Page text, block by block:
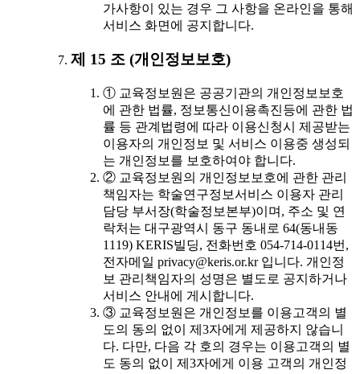
가사항이 있는 경우 그 사항을 온라인을 통해
서비스 화면에 공지합니다.
제 15 조 (개인정보보호)
① 교육정보원은 공공기관의 개인정보보호
에 관한 법률, 정보통신이용촉진등에 관한 법
률 등 관계법령에 따라 이용신청시 제공받는
이용자의 개인정보 및 서비스 이용중 생성되
는 개인정보를 보호하여야 합니다.
② 교육정보원의 개인정보보호에 관한 관리
책임자는 학술연구정보서비스 이용자 관리
담당 부서장(학술정보본부)이며, 주소 및 연
락처는 대구광역시 동구 동내로 64(동내동
1119) KERIS빌딩, 전화번호 054-714-0114번,
전자메일 privacy@keris.or.kr 입니다. 개인정
보 관리책임자의 성명은 별도로 공지하거나
서비스 안내에 게시합니다.
③ 교육정보원은 개인정보를 이용고객의 별
도의 동의 없이 제3자에게 제공하지 않습니
다. 다만, 다음 각 호의 경우는 이용고객의 별
도 동의 없이 제3자에게 이용 고객의 개인정